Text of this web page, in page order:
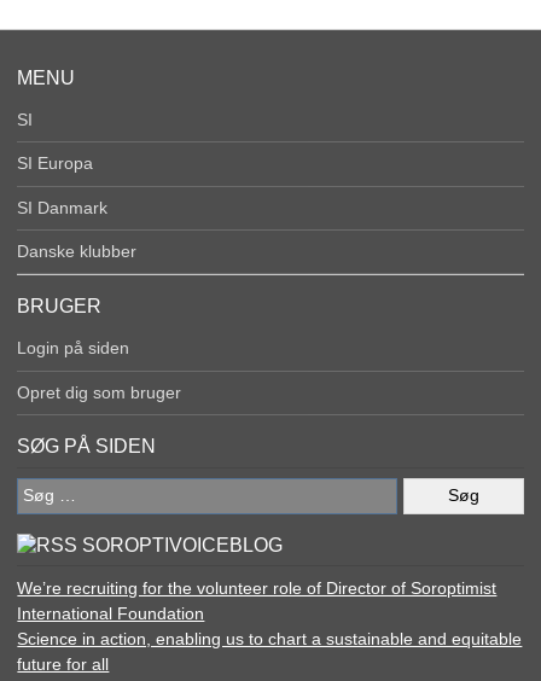
MENU
SI
SI Europa
SI Danmark
Danske klubber
BRUGER
Login på siden
Opret dig som bruger
SØG PÅ SIDEN
Søg
efter:
SOROPTIVOICEBLOG
We’re recruiting for the volunteer role of Director of Soroptimist
International Foundation
Science in action, enabling us to chart a sustainable and equitable
future for all